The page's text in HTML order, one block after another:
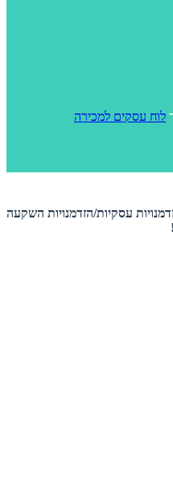
לוח עסקים למכירה
עסקיות/הזדמנויות השקעה